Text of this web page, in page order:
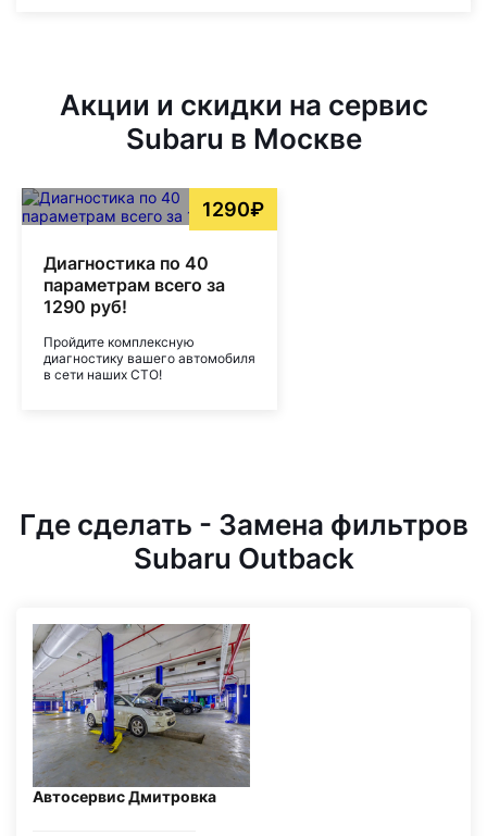
Акции и скидки на сервис
Subaru в Москве
1290₽
Диагностика по 40
параметрам всего за
1290 руб!
Пройдите комплексную
диагностику вашего автомобиля
в сети наших СТО!
Где сделать - Замена фильтров
Subaru Outback
Автосервис Дмитровка